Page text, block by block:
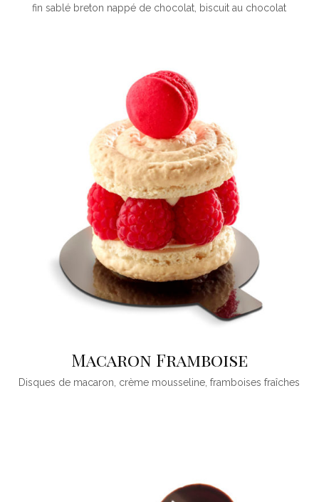
fin sablé breton nappé de chocolat, biscuit au chocolat
Macaron Framboise
Disques de macaron, crème mousseline, framboises fraîches